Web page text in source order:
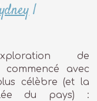
|
de
commencé avec
célèbre (et la
du pays) :